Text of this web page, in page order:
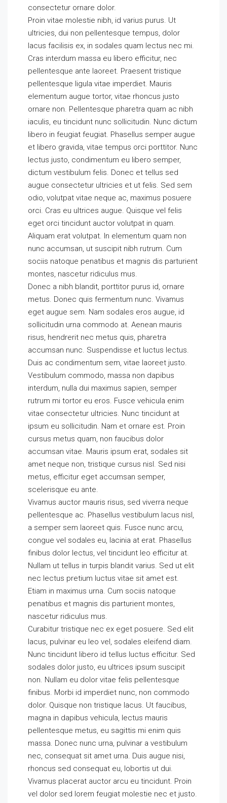
consectetur ornare dolor.
Proin vitae molestie nibh, id varius purus. Ut
ultricies, dui non pellentesque tempus, dolor
lacus facilisis ex, in sodales quam lectus nec mi.
Cras interdum massa eu libero efficitur, nec
pellentesque ante laoreet. Praesent tristique
pellentesque ligula vitae imperdiet. Mauris
elementum augue tortor, vitae rhoncus justo
ornare non. Pellentesque pharetra quam ac nibh
iaculis, eu tincidunt nunc sollicitudin. Nunc dictum
libero in feugiat feugiat. Phasellus semper augue
et libero gravida, vitae tempus orci porttitor. Nunc
lectus justo, condimentum eu libero semper,
dictum vestibulum felis. Donec et tellus sed
augue consectetur ultricies et ut felis. Sed sem
odio, volutpat vitae neque ac, maximus posuere
orci. Cras eu ultrices augue. Quisque vel felis
eget orci tincidunt auctor volutpat in quam.
Aliquam erat volutpat. In elementum quam non
nunc accumsan, ut suscipit nibh rutrum. Cum
sociis natoque penatibus et magnis dis parturient
montes, nascetur ridiculus mus.
Donec a nibh blandit, porttitor purus id, ornare
metus. Donec quis fermentum nunc. Vivamus
eget augue sem. Nam sodales eros augue, id
sollicitudin urna commodo at. Aenean mauris
risus, hendrerit nec metus quis, pharetra
accumsan nunc. Suspendisse et luctus lectus.
Duis ac condimentum sem, vitae laoreet justo.
Vestibulum commodo, massa non dapibus
interdum, nulla dui maximus sapien, semper
rutrum mi tortor eu eros. Fusce vehicula enim
vitae consectetur ultricies. Nunc tincidunt at
ipsum eu sollicitudin. Nam et ornare est. Proin
cursus metus quam, non faucibus dolor
accumsan vitae. Mauris ipsum erat, sodales sit
amet neque non, tristique cursus nisl. Sed nisi
metus, efficitur eget accumsan semper,
scelerisque eu ante.
Vivamus auctor mauris risus, sed viverra neque
pellentesque ac. Phasellus vestibulum lacus nisl,
a semper sem laoreet quis. Fusce nunc arcu,
congue vel sodales eu, lacinia at erat. Phasellus
finibus dolor lectus, vel tincidunt leo efficitur at.
Nullam ut tellus in turpis blandit varius. Sed ut elit
nec lectus pretium luctus vitae sit amet est.
Etiam in maximus urna. Cum sociis natoque
penatibus et magnis dis parturient montes,
nascetur ridiculus mus.
Curabitur tristique nec ex eget posuere. Sed elit
lacus, pulvinar eu leo vel, sodales eleifend diam.
Nunc tincidunt libero id tellus luctus efficitur. Sed
sodales dolor justo, eu ultrices ipsum suscipit
non. Nullam eu dolor vitae felis pellentesque
finibus. Morbi id imperdiet nunc, non commodo
dolor. Quisque non tristique lacus. Ut faucibus,
magna in dapibus vehicula, lectus mauris
pellentesque metus, eu sagittis mi enim quis
massa. Donec nunc urna, pulvinar a vestibulum
nec, consequat sit amet urna. Duis augue nisi,
rhoncus sed consequat eu, lobortis ut dui.
Vivamus placerat auctor arcu eu tincidunt. Proin
vel dolor sed lorem feugiat molestie nec et justo.